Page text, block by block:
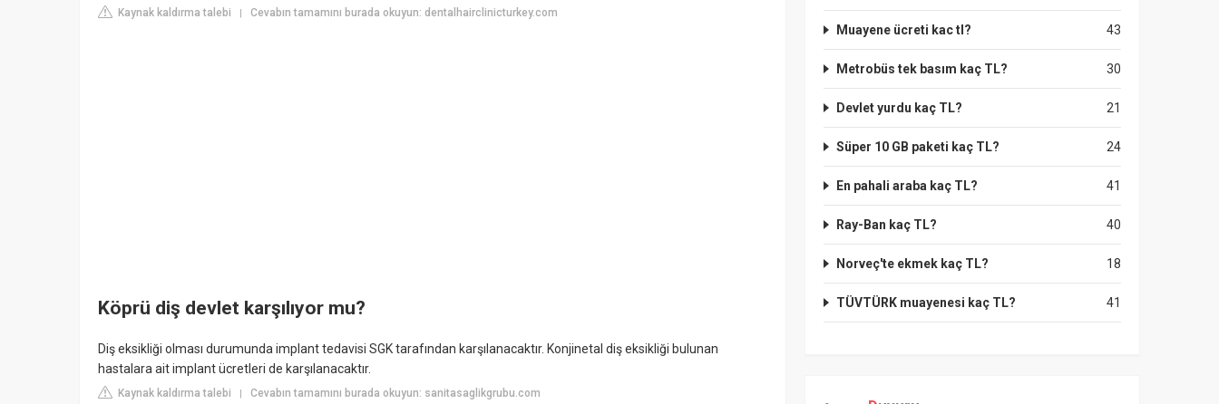
Kaynak kaldırma talebi | Cevabın tamamını burada okuyun: dentalhairclinicturkey.com
Köprü diş devlet karşılıyor mu?
Diş eksikliği olması durumunda implant tedavisi SGK tarafından karşılanacaktır. Konjinetal diş eksikliği bulunan
hastalara ait implant ücretleri de karşılanacaktır.
Kaynak kaldırma talebi Cevabın tamamını burada okuyun: sanitasaglikgrubu.com
43
Muayene ücreti kac tl?
30
Metrobüs tek basım kaç TL?
21
Devlet yurdu kaç TL?
24
Süper 10 GB paketi kaç TL?
41
En pahali araba kaç TL?
40
Ray-Ban kaç TL?
18
Norveç'te ekmek kaç TL?
41
TÜVTÜRK muayenesi kaç TL?